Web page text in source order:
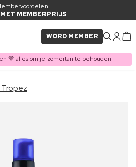
MEMBERPRIJS
WORD MEMBER
🤎 alles om je zomertan te behouden
AAN
gekocht met
Tropez